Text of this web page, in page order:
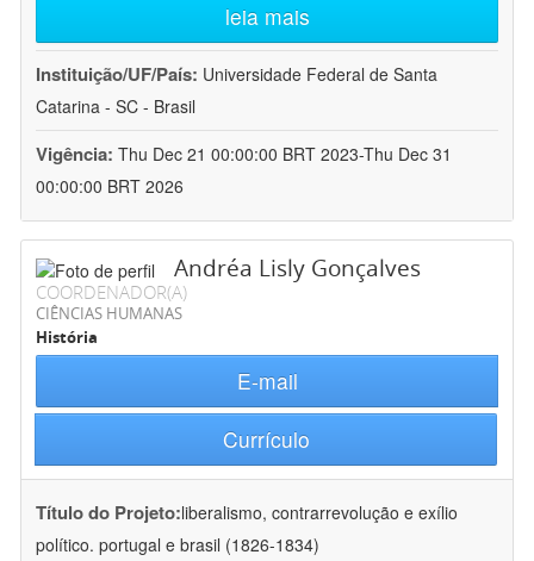
leia mais
Instituição/UF/País: Universidade Federal de Santa
Catarina - SC - Brasil
Vigência: Thu Dec 21 00:00:00 BRT 2023-Thu Dec 31
00:00:00 BRT 2026
Andréa Lisly Gonçalves
COORDENADOR(A)
CIÊNCIAS HUMANAS
História
E-mail
Currículo
Título do Projeto:liberalismo, contrarrevolução e exílio
político. portugal e brasil (1826-1834)